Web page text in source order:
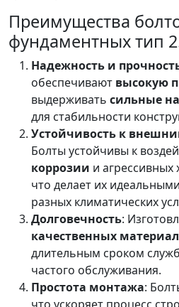
Преимущества
фундаментных тип
Надежность и
обеспечивают высокую
выдерживать сильные
для стабильности
Устойчивость к
Болты устойчивы к
коррозии и агрессивных
что делает их
разных климатических
Долговечность:
качественных
длительным сроком
частого обслуживания.
Простота монтажа: